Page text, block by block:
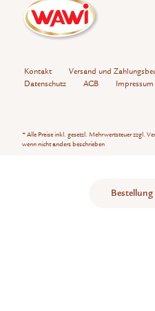
Kontakt Versand und
Datenschutz
AGB Impressum
* Alle Preise inkl. gesetzl. Mehrwertsteuer zzgl.
wenn nicht anders beschrieben